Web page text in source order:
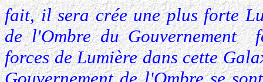
fait, il sera crée une plus forte
de l'Ombre du Gouvernement
forces de Lumière dans cette